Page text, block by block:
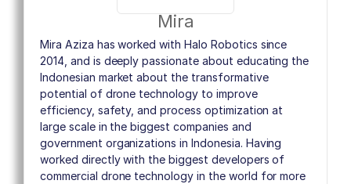
Mira
Mira Aziza has worked with Halo Robotics since
2014, and is deeply passionate about educating the
Indonesian market about the transformative
potential of drone technology to improve
efficiency, safety, and process optimization at
large scale in the biggest companies and
government organizations in Indonesia. Having
worked directly with the biggest developers of
commercial drone technology in the world for more